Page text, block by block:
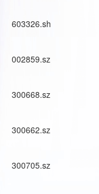
603326.sh
002859.sz
300668.sz
300662.sz
300705.sz